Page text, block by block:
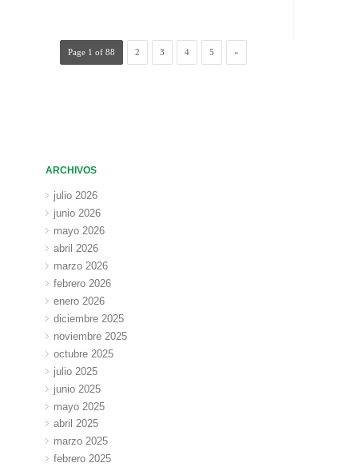
Page 1 of 88 2 3 4 5 »
ARCHIVOS
julio 2026
junio 2026
mayo 2026
abril 2026
marzo 2026
febrero 2026
enero 2026
diciembre 2025
noviembre 2025
octubre 2025
julio 2025
junio 2025
mayo 2025
abril 2025
marzo 2025
febrero 2025